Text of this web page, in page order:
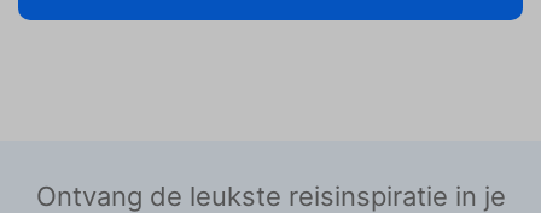
Ontvang de leukste reisinspiratie in je